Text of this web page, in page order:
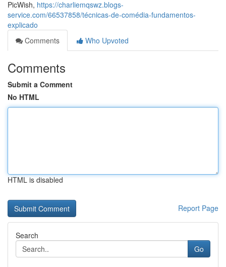
PicWish, https://charliemqswz.blogs-
service.com/66537858/técnicas-de-comédia-fundamentos-
explicado
Comments
Who Upvoted
Comments
Submit a Comment
No HTML
HTML is disabled
Report Page
Search
Go